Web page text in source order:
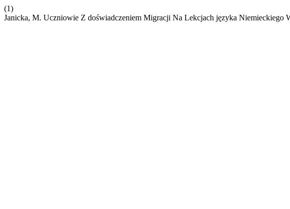
(1)
Janicka, M. Uczniowie Z doświadczeniem Migracji Na Lekcjach języka Niemieckiego